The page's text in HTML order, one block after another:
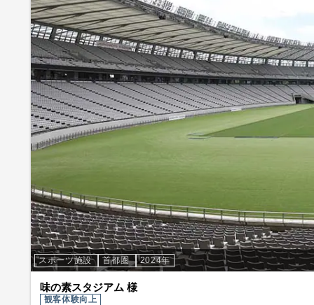
スポーツ施設 首都圏 2024年
味の素スタジアム 様
観客体験向上